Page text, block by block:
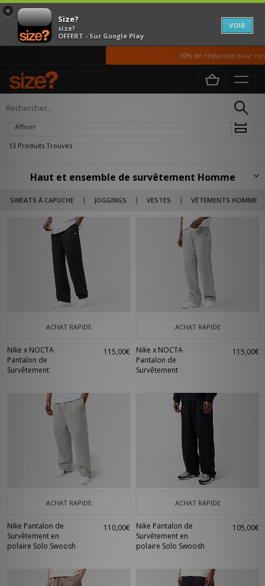
×
Size?
size?
OFFERT - Sur Google Play
VOIR
10% de réduction pour nos
Accueil Homme
Affiner
13 Produits Trouvés
Haut et ensemble de survêtement Homme
SWEATS À CAPUCHE JOGGINGS VESTES VÊTEMENTS HOMME
Retrouvez tous les hauts et ensemble de survêtement pour homme dans
cette sélection, signée Size? avec les plus grandes marques, comme Nike,
adidas Originals, Fred Perry, Jordan ou encore Sergio Tacchini pour le
petit côté rétro. De plus, plusieurs coloris sont disponibles, dont le noir, le
gris, le bleu ou le blanc notamment.
ACHAT RAPIDE
Nike x NOCTA
Pantalon de
Survêtement
115,00€
ACHAT RAPIDE
Nike x NOCTA
Pantalon de
Survêtement
115,00€
ACHAT RAPIDE
Nike Pantalon de
Survêtement en
polaire Solo Swoosh
110,00€
ACHAT RAPIDE
Nike Pantalon de
Survêtement en
polaire Solo Swoosh
105,00€